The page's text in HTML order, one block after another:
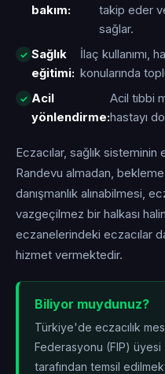
bakım:
takip eder
sağlar.
Sağlık
eğitimi:
İlaç kullanımı,
konularında
Acil
yönlendirme:
Acil tıbbi
hastayı
Eczacılar, sağlık
Randevu almadan,
danışmanlık alınabilmesi,
vazgeçilmez bir halkası
eczanelerindeki eczacılar
hizmet vermektedir.
Biliyor muydunuz?
Türkiye'de eczacılık
Federasyonu (FIP) üyesi
tarafından temsil